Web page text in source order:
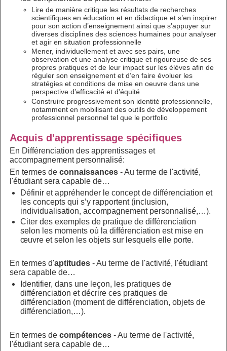
Lire de manière critique les résultats de recherches
scientifiques en éducation et en didactique et s’en inspirer
pour son action d’enseignement ainsi que s’appuyer sur
diverses disciplines des sciences humaines pour analyser
et agir en situation professionnelle
Mener, individuellement et avec ses pairs, une
observation et une analyse critique et rigoureuse de ses
propres pratiques et de leur impact sur les élèves afin de
réguler son enseignement et d’en faire évoluer les
stratégies et conditions de mise en oeuvre dans une
perspective d’efficacité et d’équité
Construire progressivement son identité professionnelle,
notamment en mobilisant des outils de développement
professionnel personnel tel que le portfolio
Acquis d'apprentissage spécifiques
En Différenciation des apprentissages et
accompagnement personnalisé:
En termes de connaissances- Au terme de l'activité,
l'étudiant sera capable de…
Définir et appréhender le concept de différenciation et
les concepts qui s’y rapportent (inclusion,
individualisation, accompagnement personnalisé,…).
Citer des exemples de pratique de différenciation
selon les moments où la différenciation est mise en
œuvre et selon les objets sur lesquels elle porte.
En termes d'aptitudes- Au terme de l'activité, l'étudiant
sera capable de…
Identifier, dans une leçon, les pratiques de
différenciation et décrire ces pratiques de
différenciation (moment de différenciation, objets de
différenciation,…).
En termes de compétences- Au terme de l'activité,
l'étudiant sera capable de…